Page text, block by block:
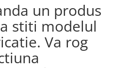
un produs
stiti modelul
Va rog